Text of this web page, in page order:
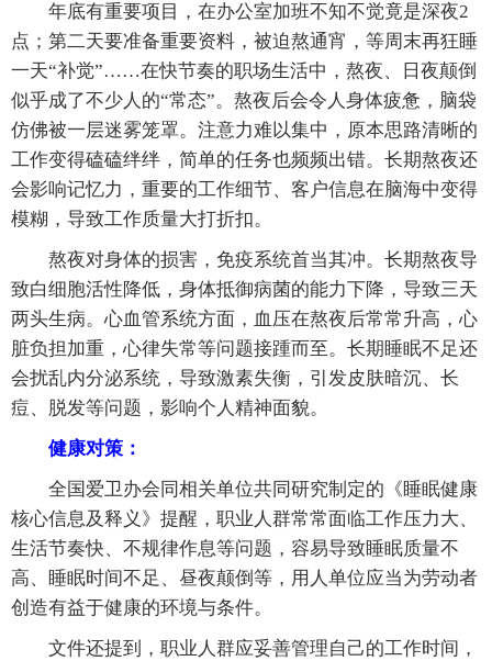
年底有重要项目，在办公室加班不知不觉竟是深夜2
点；第二天要准备重要资料，被迫熬通宵，等周末再狂睡
一天“补觉”……在快节奏的职场生活中，熬夜、日夜颠倒
似乎成了不少人的“常态”。熬夜后会令人身体疲惫，脑袋
仿佛被一层迷雾笼罩。注意力难以集中，原本思路清晰的
工作变得磕磕绊绊，简单的任务也频频出错。长期熬夜还
会影响记忆力，重要的工作细节、客户信息在脑海中变得
模糊，导致工作质量大打折扣。
熬夜对身体的损害，免疫系统首当其冲。长期熬夜导
致白细胞活性降低，身体抵御病菌的能力下降，导致三天
两头生病。心血管系统方面，血压在熬夜后常常升高，心
脏负担加重，心律失常等问题接踵而至。长期睡眠不足还
会扰乱内分泌系统，导致激素失衡，引发皮肤暗沉、长
痘、脱发等问题，影响个人精神面貌。
健康对策：
全国爱卫办会同相关单位共同研究制定的《睡眠健康
核心信息及释义》提醒，职业人群常常面临工作压力大、
生活节奏快、不规律作息等问题，容易导致睡眠质量不
高、睡眠时间不足、昼夜颠倒等，用人单位应当为劳动者
创造有益于健康的环境与条件。
文件还提到，职业人群应妥善管理自己的工作时间，